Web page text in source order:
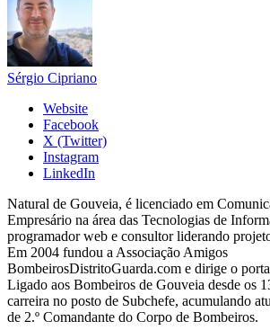
Sérgio Cipriano
Website
Facebook
X (Twitter)
Instagram
LinkedIn
Natural de Gouveia, é licenciado em
Empresário na área das Tecnologias de
programador web e consultor liderando
Em 2004 fundou a Associação Amigos
BombeirosDistritoGuarda.com e dirige o
Ligado aos Bombeiros de Gouveia desde os
carreira no posto de Subchefe, acumulando
de 2.º Comandante do Corpo de Bombeiros.